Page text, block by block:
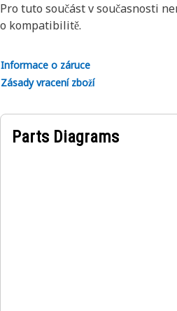
Pro tuto součást v současnosti
o kompatibilitě.
Informace o záruce
Zásady vracení zboží
Parts Diagrams